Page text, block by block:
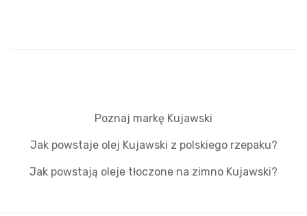
Poznaj markę Kujawski
Jak powstaje olej Kujawski z polskiego rzepaku?
Jak powstają oleje tłoczone na zimno Kujawski?